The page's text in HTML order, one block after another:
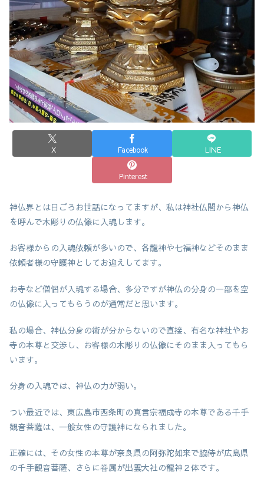
X Facebook LINE
Pinterest
神仏界とは日ごろお世話になってますが、私は神社仏閣から神仏
を呼んで木彫りの仏像に入魂します。
お客様からの入魂依頼が多いので、各龍神や七福神などそのまま
依頼者様の守護神としてお迎えしてます。
お寺など僧侶が入魂する場合、多分ですが神仏の分身の一部を空
の仏像に入ってもらうのが通常だと思います。
私の場合、神仏分身の術が分からないので直接、有名な神社やお
寺の本尊と交渉し、お客様の木彫りの仏像にそのまま入ってもら
います。
分身の入魂では、神仏の力が弱い。
つい最近では、東広島市西条町の真言宗福成寺の本尊である千手
観音菩薩は、一般女性の守護神になられました。
正確には、その女性の本尊が奈良県の阿弥陀如来で脇侍が広島県
の千手観音菩薩、さらに眷属が出雲大社の龍神２体です。